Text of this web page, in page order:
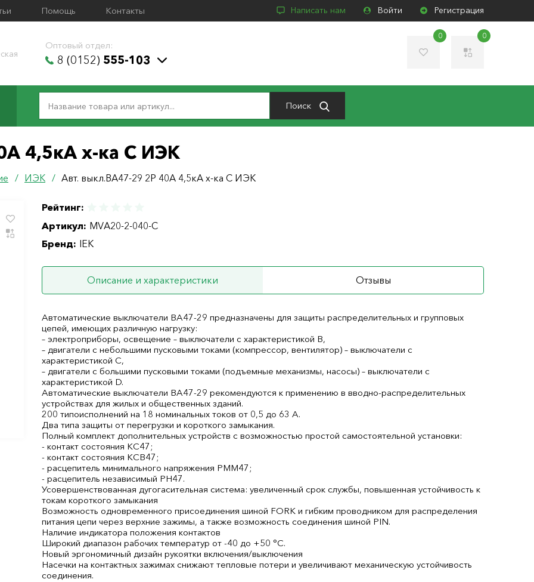
Помощь Контакты Написать нам Войти Регистрация
Оптовый отдел:
8 (0152) 555-103
0 0
Поиск
4,5кА х-ка С ИЭК
/ ИЭК / Авт. выкл.ВА47-29 2Р 40А 4,5кА х-ка С ИЭК
Рейтинг:
Артикул: MVA20-2-040-C
Бренд: IEK
Описание и характеристики Отзывы
Автоматические выключатели ВА47-29 предназначены для защиты распределительных и групповых
цепей, имеющих различную нагрузку:
– электроприборы, освещение – выключатели с характеристикой В,
– двигатели с небольшими пусковыми токами (компрессор, вентилятор) – выключатели с
характеристикой C,
– двигатели с большими пусковыми токами (подъемные механизмы, насосы) – выключатели с
характеристикой D.
Автоматические выключатели ВА47-29 рекомендуются к применению в вводно-распределительных
устройствах для жилых и общественных зданий.
200 типоисполнений на 18 номинальных токов от 0,5 до 63 А.
Два типа защиты от перегрузки и короткого замыкания.
Полный комплект дополнительных устройств с возможностью простой самостоятельной установки:
- контакт состояния КС47;
- контакт состояния КСВ47;
- расцепитель минимального напряжения РММ47;
- расцепитель независимый РН47.
Усовершенствованная дугогасительная система: увеличенный срок службы, повышенная устойчивость к
токам короткого замыкания
Возможность одновременного присоединения шиной FORK и гибким проводником для распределения
питания цепи через верхние зажимы, а также возможность соединения шиной PIN.
Наличие индикатора положения контактов
Широкий диапазон рабочих температур от -40 до +50 °С.
Новый эргономичный дизайн рукоятки включения/выключения
Насечки на контактных зажимах снижают тепловые потери и увеличивают механическую устойчивость
соединения.